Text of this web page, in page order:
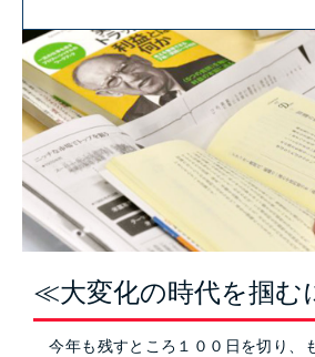
≪大変化の時代を掴
今年も残すところ１００日を切り、